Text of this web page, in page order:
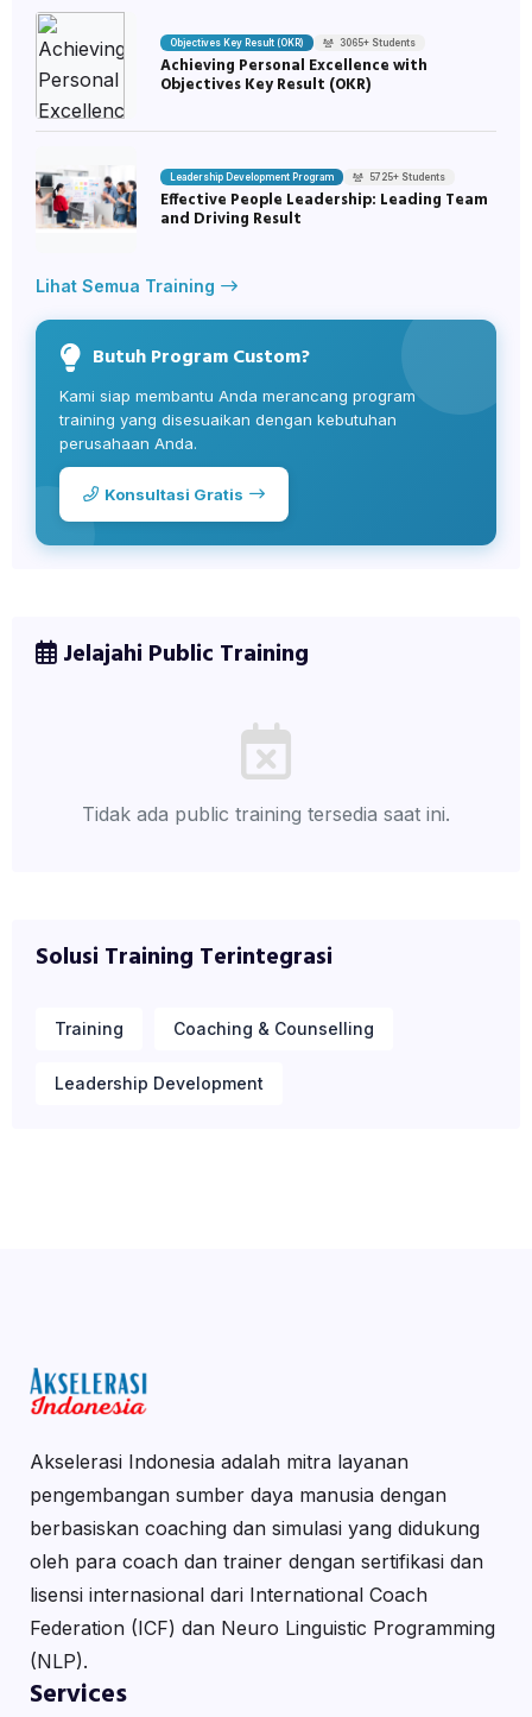
Objectives Key Result (OKR) 3065+ Students
Achieving Personal Excellence with
Objectives Key Result (OKR)
Leadership Development Program 5725+ Students
Effective People Leadership: Leading Team
and Driving Result
Lihat Semua Training
Butuh Program Custom?
Kami siap membantu Anda merancang program
training yang disesuaikan dengan kebutuhan
perusahaan Anda.
Konsultasi Gratis
Jelajahi Public Training
Tidak ada public training tersedia saat ini.
Solusi Training Terintegrasi
Training Coaching & Counselling
Leadership Development
Akselerasi Indonesia adalah mitra layanan
pengembangan sumber daya manusia dengan
berbasiskan coaching dan simulasi yang didukung
oleh para coach dan trainer dengan sertifikasi dan
lisensi internasional dari International Coach
Federation (ICF) dan Neuro Linguistic Programming
(NLP).
Services